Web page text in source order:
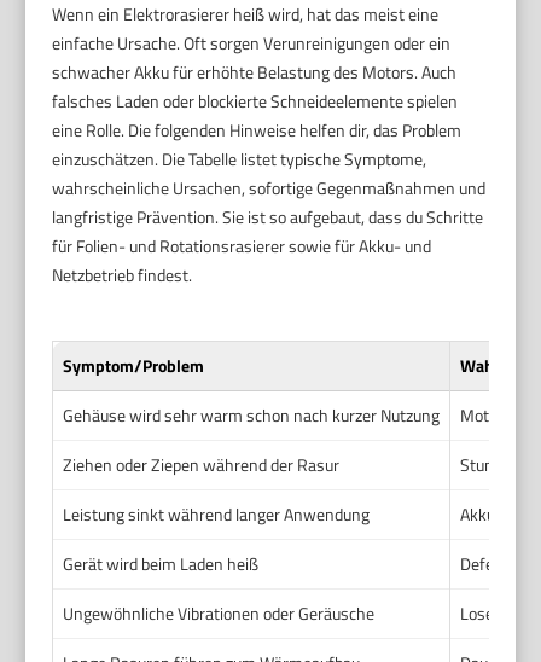
Wenn ein Elektrorasierer heiß wird, hat das meist eine
einfache Ursache. Oft sorgen Verunreinigungen oder ein
schwacher Akku für erhöhte Belastung des Motors. Auch
falsches Laden oder blockierte Schneideelemente spielen
eine Rolle. Die folgenden Hinweise helfen dir, das Problem
einzuschätzen. Die Tabelle listet typische Symptome,
wahrscheinliche Ursachen, sofortige Gegenmaßnahmen und
langfristige Prävention. Sie ist so aufgebaut, dass du Schritte
für Folien- und Rotationsrasierer sowie für Akku- und
Netzbetrieb findest.
Symptom/Problem
Gehäuse wird sehr warm schon nach kurzer Nutzung
Motor
Ziehen oder Ziepen während der Rasur
Stumpfe
Leistung sinkt während langer Anwendung
Akku wird
Gerät wird beim Laden heiß
Defektes
Ungewöhnliche Vibrationen oder Geräusche
Lose Teile